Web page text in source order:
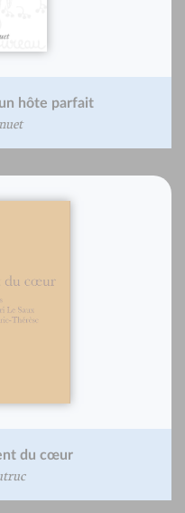
hôte parfait
du cœur